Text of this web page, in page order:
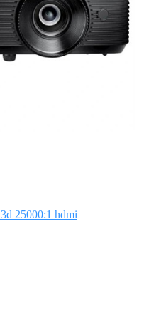
25000:1 hdmi